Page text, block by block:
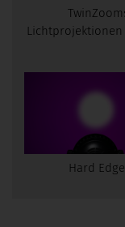
Lichtprojektionen
Hard Edge